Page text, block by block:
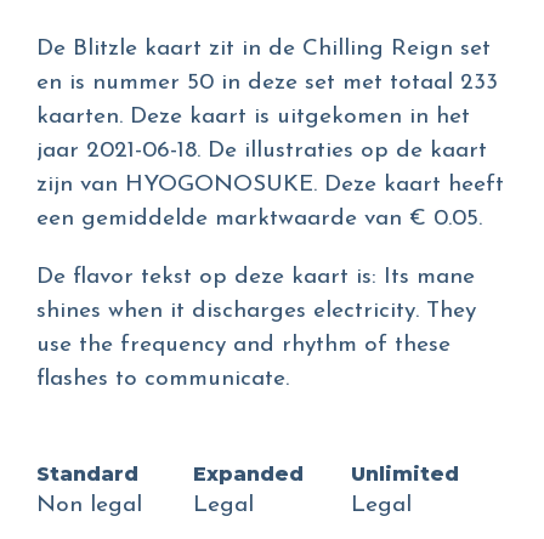
De Blitzle kaart zit in de Chilling Reign set
en is nummer 50 in deze set met totaal 233
kaarten. Deze kaart is uitgekomen in het
jaar 2021-06-18. De illustraties op de kaart
zijn van HYOGONOSUKE. Deze kaart heeft
een gemiddelde marktwaarde van € 0.05.
De flavor tekst op deze kaart is: Its mane
shines when it discharges electricity. They
use the frequency and rhythm of these
flashes to communicate.
Standard
Non legal
Expanded
Legal
Unlimited
Legal